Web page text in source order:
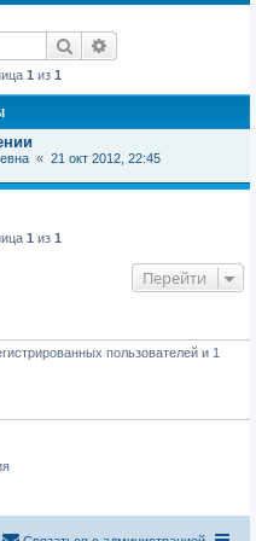
Поиск
1 из 1
« 21 окт 2012, 22:45
1 из 1
Перейти
пользователей и 1